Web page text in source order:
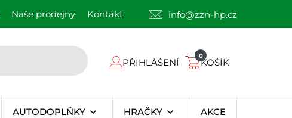
Naše prodejny Kontakt info@zzn-hp.cz
PŘIHLÁŠENÍ
0
KOŠÍK
AUTODOPLŇKY HRAČKY AKCE